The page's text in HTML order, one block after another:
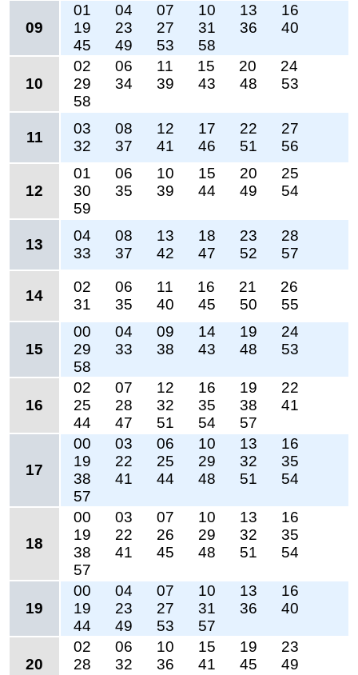
09
01 04 07 10 13
16
19
23 27 31 36
40
45
49 53 58
10
02 06 11 15 20
24
29
34 39 43 48
53
58
11
03 08 12 17 22
27
32
37 41 46 51 56
12
01 06 10 15 20
25
30
35 39 44 49
54
59
13
04 08 13 18 23
28
33
37 42 47 52 57
14
02 06 11 16 21
26
31
35 40 45 50 55
15
00 04 09 14 19
24
29
33 38 43 48
53
58
16
02 07 12 16 19
22
25
28 32 35 38
41
44
47 51 54 57
17
00 03 06 10 13
16
19
22 25 29 32
35
38
41 44 48 51
54
57
18
00 03 07 10 13
16
19
22 26 29 32
35
38
41 45 48 51
54
57
19
00 04 07 10 13
16
19
23 27 31 36
40
44
49 53 57
20
02 06 10 15 19
23
28
32 36 41 45
49